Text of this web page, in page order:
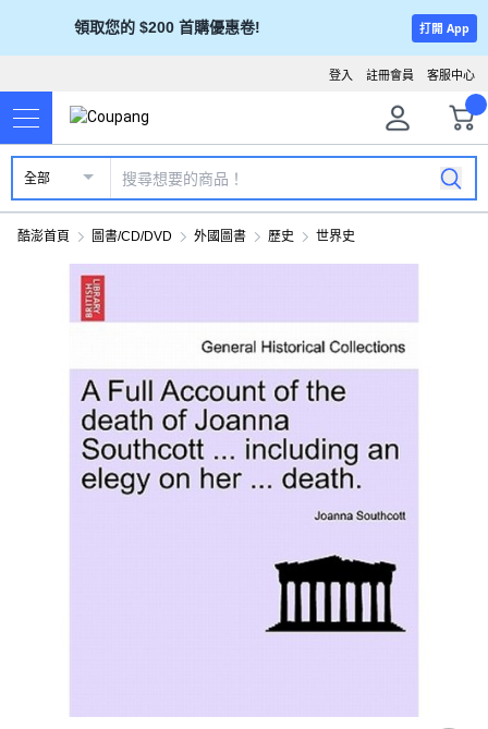
領取您的 $200 首購優惠卷! 打開 App
客服中心
註冊會員
登入
全部
酷澎首頁 圖書/CD/DVD 外國圖書 歷史 世界史